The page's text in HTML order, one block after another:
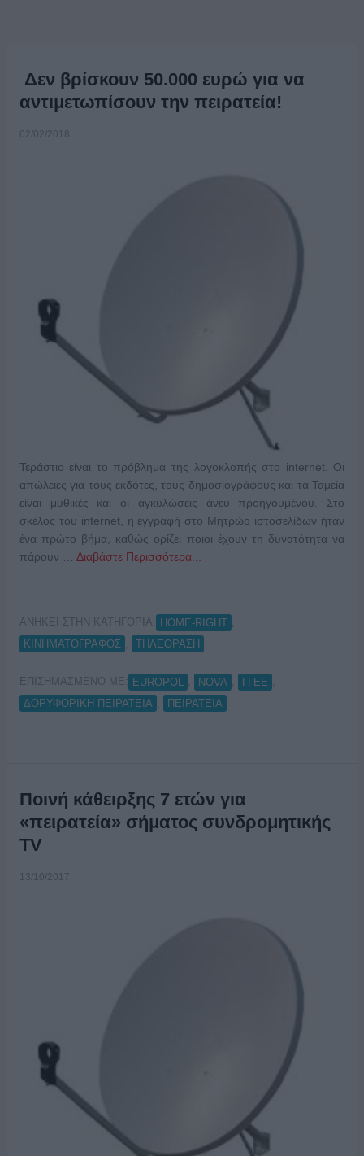
Δεν βρίσκουν 50.000 ευρώ για να
αντιμετωπίσουν την πειρατεία!
02/02/2018
Τεράστιο είναι το πρόβλημα της λογοκλοπής στο internet. Οι
απώλειες για τους εκδότες, τους δημοσιογράφους και τα Ταμεία
είναι μυθικές και οι αγκυλώσεις άνευ προηγουμένου. Στο
σκέλος του internet, η εγγραφή στο Μητρώο ιστοσελίδων ήταν
ένα πρώτο βήμα, καθώς ορίζει ποιοι έχουν τη δυνατότητα να
πάρουν … Διαβάστε Περισσότερα...
ΑΝΗΚΕΙ ΣΤΗΝ ΚΑΤΗΓΟΡΙΑ: HOME-RIGHT
ΚΙΝΗΜΑΤΟΓΡΑΦΟΣ
ΤΗΛΕΟΡΑΣΗ
ΕΠΙΣΗΜΑΣΜΕΝΟ ΜΕ: EUROPOL NOVA ΓΓΕΕ
ΔΟΡΥΦΟΡΙΚΗ ΠΕΙΡΑΤΕΙΑ
ΠΕΙΡΑΤΕΙΑ
Ποινή κάθειρξης 7 ετών για
«πειρατεία» σήματος συνδρομητικής
TV
13/10/2017